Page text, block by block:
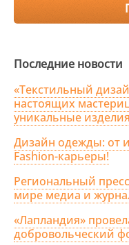
Последние новости
«Текстильный
настоящих
уникальные
Дизайн одежды: от
Fashion-карьеры!
Региональный
мире медиа и
«Лапландия»
добровольческий